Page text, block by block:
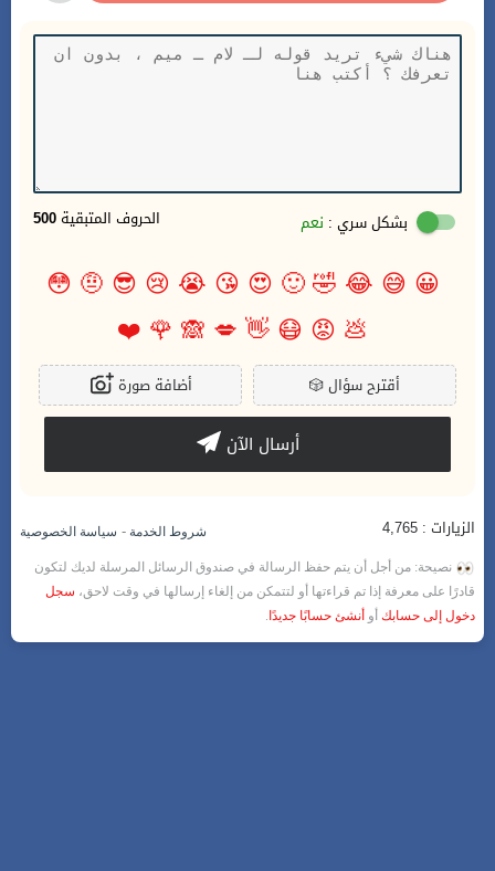
500 الحروف المتبقية بشكل سري : نعم
😀
😅
😂
🤣
🙂
😍
😘
😭
😢
😎
🤨
😳
💩
😡
😷
👋
💋
🙈
🌹
❤️
🎲أقترح سؤال أضافة صورة
أرسال الآن
الزيارات : 4,765 شروط الخدمة - سياسة الخصوصية
نصيحة: من أجل أن يتم حفظ الرسالة في صندوق الرسائل المرسلة لديك لتكون
قادرًا على معرفة إذا تم قراءتها أو لتتمكن من إلغاء إرسالها في وقت لاحق، سجل
دخول إلى حسابك أو أنشئ حسابًا جديدًا .